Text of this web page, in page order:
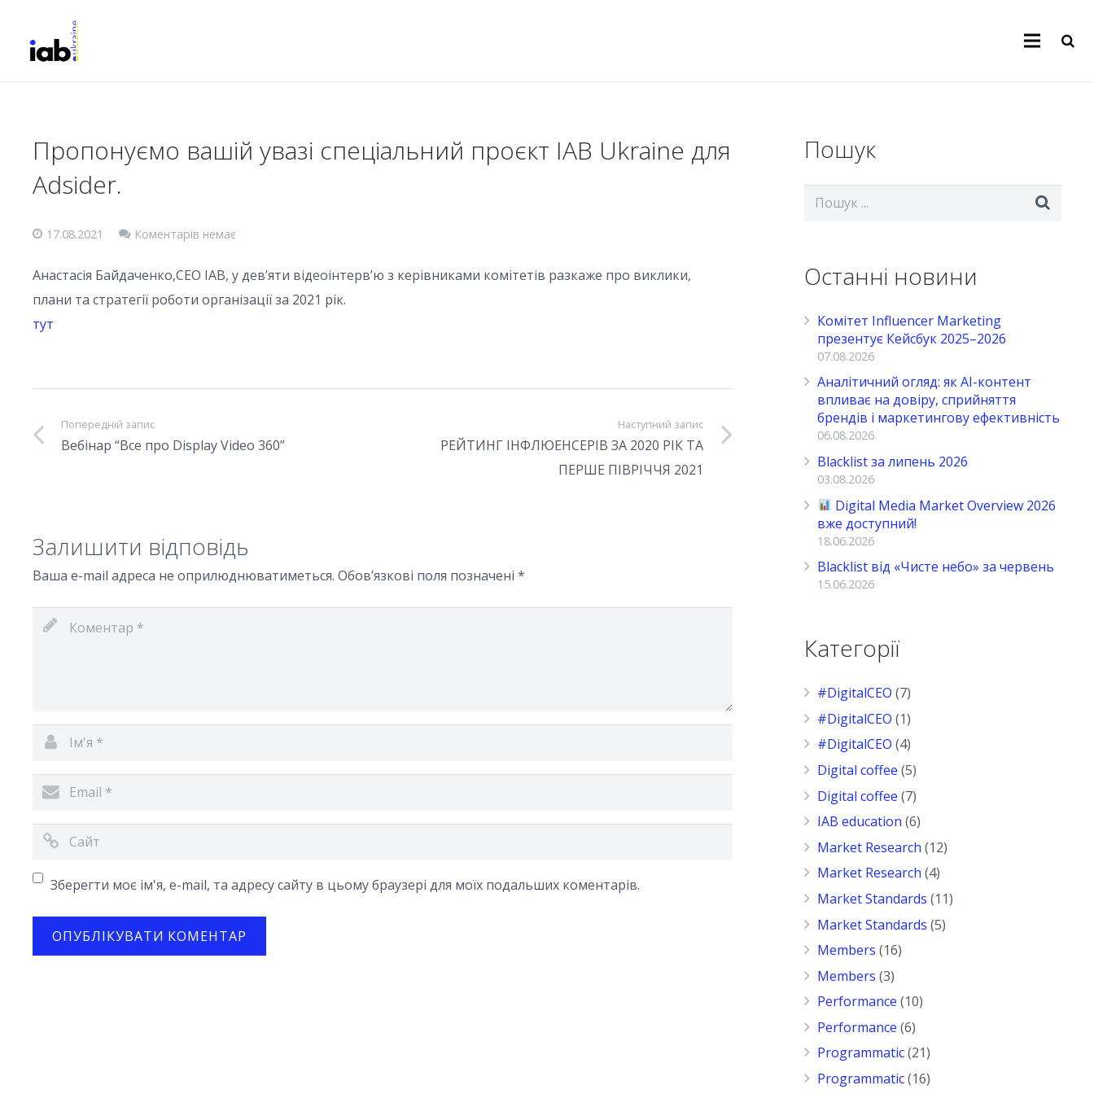
Пропонуємо вашій увазі спеціальний проєкт IAB Ukraine для
Adsider.
17.08.2021 Коментарів немає
Анастасія Байдаченко,СЕО IAB, у дев’яти відеоінтерв’ю з керівниками комітетів разкаже про виклики,
плани та стратегії роботи організації за 2021 рік.
тут
Попередній запис
Вебінар “Все про Display Video 360”
Наступний запис
РЕЙТИНГ ІНФЛЮЕНСЕРІВ ЗА 2020 РІК ТА
ПЕРШЕ ПІВРІЧЧЯ 2021
Залишити відповідь
Ваша e-mail адреса не оприлюднюватиметься. Обов’язкові поля позначені *
Зберегти моє ім'я, e-mail, та адресу сайту в цьому браузері для моїх подальших коментарів.
Пошук
Останні новини
Комітет Influencer Marketing
презентує Кейсбук 2025–2026
07.08.2026
Аналітичний огляд: як AI-контент
впливає на довіру, сприйняття
брендів і маркетингову ефективність
06.08.2026
Blacklist за липень 2026
03.08.2026
Digital Media Market Overview 2026
вже доступний!
18.06.2026
Blacklist від «Чисте небо» за червень
15.06.2026
Категорії
#DigitalCEO (7)
#DigitalCEO (1)
#DigitalCEO (4)
Digital coffee (5)
Digital coffee (7)
IAB education (6)
Market Research (12)
Market Research (4)
Market Standards (11)
Market Standards (5)
Members (16)
Members (3)
Performance (10)
Performance (6)
Programmatic(21)
Programmatic(16)